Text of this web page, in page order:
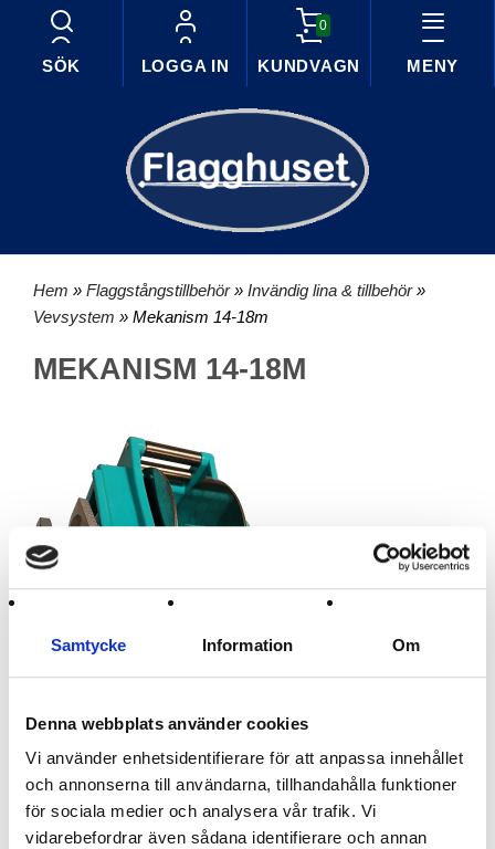
Samtycke Information Om
Denna webbplats använder cookies
Vi använder enhetsidentifierare för att anpassa innehållet
och annonserna till användarna, tillhandahålla funktioner
för sociala medier och analysera vår trafik. Vi
vidarebefordrar även sådana identifierare och annan
SÖK LOGGA IN
0
KUNDVAGN MENY
Hem » Flaggstångstillbehör» Invändig lina & tillbehör»
Vevsystem » Mekanism 14-18m
MEKANISM 14-18M
2 321 :-
Lägg i kundvagnen